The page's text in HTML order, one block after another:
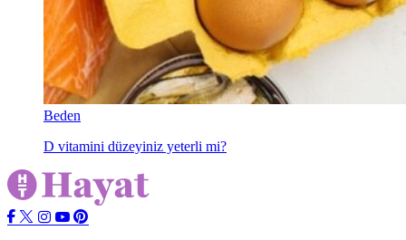
Beden
D vitamini düzeyiniz yeterli mi?